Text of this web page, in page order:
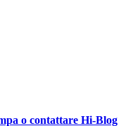
o contattare Hi-Blog